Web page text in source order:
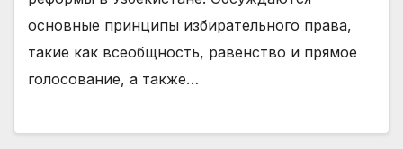
основные принципы избирательного права,
такие как всеобщность, равенство и прямое
голосование, а также…